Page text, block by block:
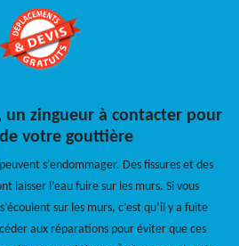
un zingueur à contacter pour
votre gouttière
s’endommager. Des fissures et des
laisser l’eau fuire sur les murs. Si vous
sur les murs, c’est qu’il y a fuite
aux réparations pour éviter que ces